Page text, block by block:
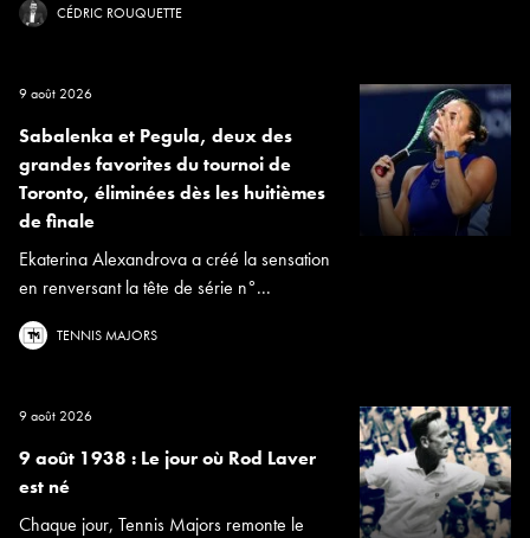
CÉDRIC ROUQUETTE
9 août 2026
Sabalenka et Pegula, deux des
grandes favorites du tournoi de
Toronto, éliminées dès les huitièmes
de finale
Ekaterina Alexandrova a créé la sensation
en renversant la tête de série n°...
TENNIS MAJORS
9 août 2026
9 août 1938 : Le jour où Rod Laver
est né
Chaque jour, Tennis Majors remonte le